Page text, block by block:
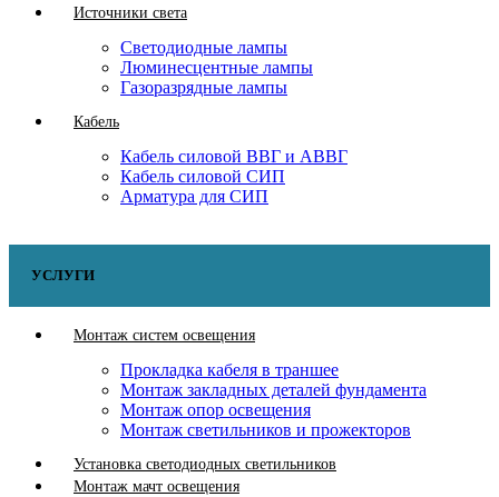
Источники света
Светодиодные лампы
Люминесцентные лампы
Газоразрядные лампы
Кабель
Кабель силовой ВВГ и АВВГ
Кабель силовой СИП
Арматура для СИП
УСЛУГИ
Монтаж систем освещения
Прокладка кабеля в траншее
Монтаж закладных деталей фундамента
Монтаж опор освещения
Монтаж светильников и прожекторов
Установка светодиодных светильников
Монтаж мачт освещения